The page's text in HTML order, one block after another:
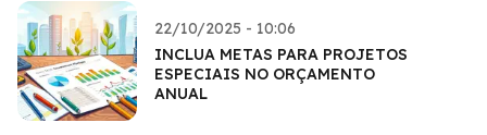
22/10/2025 - 10:06
INCLUA METAS PARA PROJETOS
ESPECIAIS NO ORÇAMENTO
ANUAL